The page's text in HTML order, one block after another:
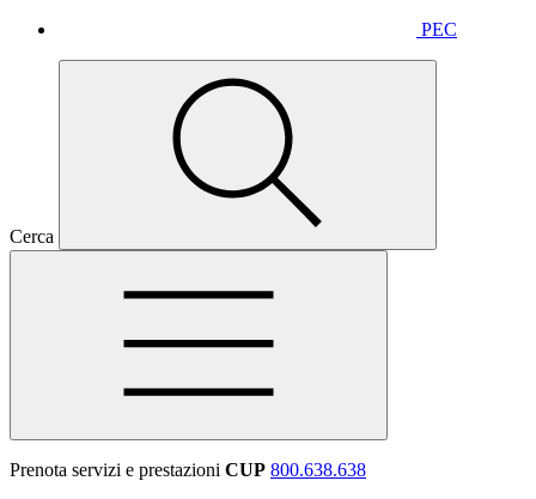
PEC
Cerca
Prenota servizi e prestazioni CUP 800.638.638